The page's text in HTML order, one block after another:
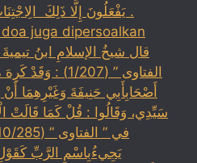
juga dipersoalkan
الفتاوى ” (1/
أَصْحَابِأَبِي حَنِيفَةَ وَغَيْرِهِمَا
سَيِّدِي، وَقَالُوا : قُلْ كَمَا قَالَتْ
يَجِيءُبِاسْمِ الرَّبِّ كَقَوْلِ